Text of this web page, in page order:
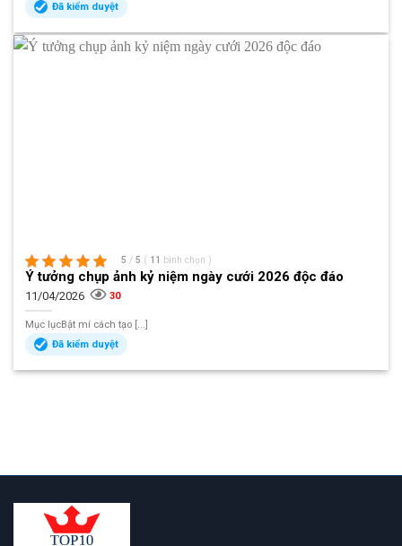
Đã kiểm duyệt
5 / 5 ( 11 bình chọn )
Ý tưởng chụp ảnh kỷ niệm ngày cưới 2026 độc đáo
11/04/2026 30
Mục lụcBật mí cách tạo [...]
Đã kiểm duyệt